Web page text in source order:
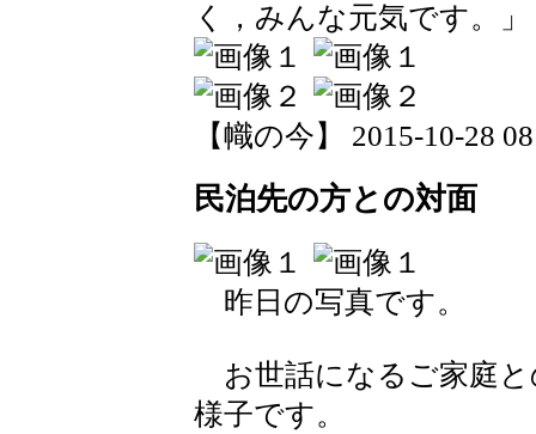
く，みんな元気です。」
【幟の今】 2015-10-28
民泊先の方との対面
昨日の写真です。
お世話になるご家庭と
様子です。